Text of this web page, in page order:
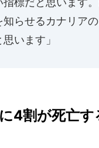
らせるカナリア
います」
4割が死亡す